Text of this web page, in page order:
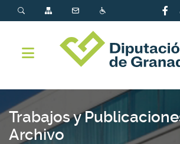
Trabajos y
Archivo